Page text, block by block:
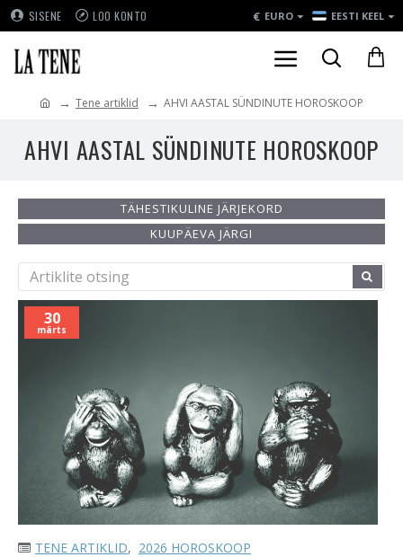
SISENE LOO KONTO € EURO EESTI KEEL
Tene artiklid AHVI AASTAL SÜNDINUTE HOROSKOOP
AHVI AASTAL SÜNDINUTE HOROSKOOP
TÄHESTIKULINE JÄRJEKORD
KUUPÄEVA JÄRGI
30
märts
TENE ARTIKLID, 2026 HOROSKOOP